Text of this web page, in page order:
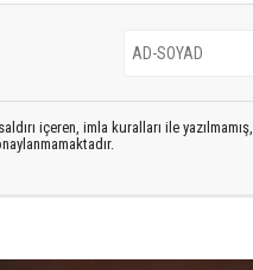
içeren, imla kuralları ile yazılmamış,